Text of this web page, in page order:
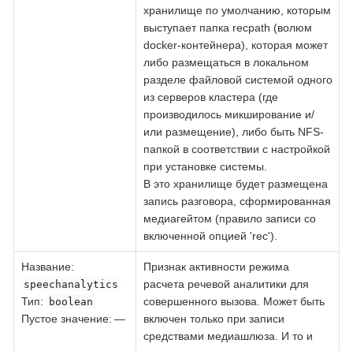
хранилище по умолчанию, которым
выступает папка recpath (волюм
docker-контейнера), которая может
либо размещаться в локальном
разделе файловой системой одного
из серверов кластера (где
производилось микширование и/
или размещение), либо быть NFS-
папкой в соответствии с настройкой
при установке системы.
В это хранилище будет размещена
запись разговора, сформированная
медиагейтом (правило записи со
включенной опцией 'rec').
Название:
speechanalytics
Тип: boolean
Пустое значение: —
Признак активности режима
расчета речевой аналитики для
совершенного вызова. Может быть
включен только при записи
средствами медиашлюза. И то и